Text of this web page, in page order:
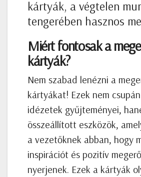
kártyák, a végtelen
tengerében hasznos
Miért fontosak a
kártyák?
Nem szabad lenézni a
kártyákat! Ezek nem
idézetek gyűjteményei,
összeállított eszközök,
a vezetőknek abban, hogy
inspirációt és pozitív
nyerjenek. Ezek a kártyák